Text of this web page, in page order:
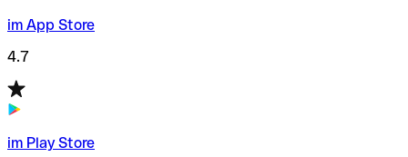
im App Store
4.7
im Play Store